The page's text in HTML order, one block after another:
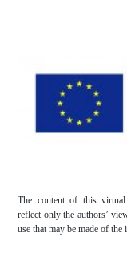
The content of this virtual
reflect only the authors’
use that may be made of